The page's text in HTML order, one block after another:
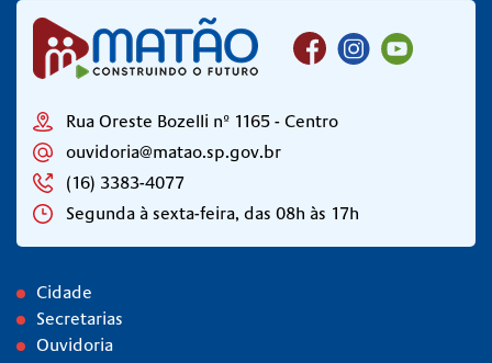
Rua Oreste Bozelli nº 1165 - Centro
ouvidoria@matao.sp.gov.br
(16) 3383-4077
Segunda à sexta-feira, das 08h às 17h
Cidade
Secretarias
Ouvidoria